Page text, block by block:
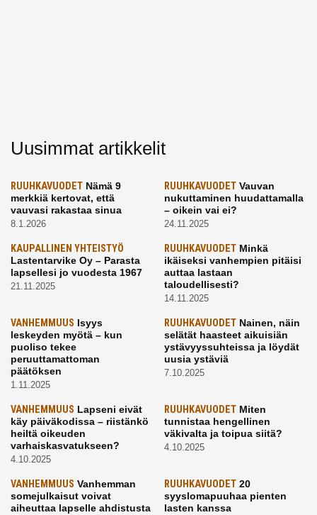
Uusimmat artikkelit
RUUHKAVUODET Nämä 9
merkkiä kertovat, että
vauvasi rakastaa sinua
8.1.2026
RUUHKAVUODETVauvan
nukuttaminen huudattamalla
– oikein vai ei?
24.11.2025
KAUPALLINEN YHTEISTYÖ
Lastentarvike Oy – Parasta
lapsellesi jo vuodesta 1967
21.11.2025
RUUHKAVUODETMinkä
ikäiseksi vanhempien pitäisi
auttaa lastaan
taloudellisesti?
14.11.2025
VANHEMMUUS Isyys
leskeyden myötä – kun
puoliso tekee
peruuttamattoman
päätöksen
1.11.2025
RUUHKAVUODETNainen, näin
selätät haasteet aikuisiän
ystävyyssuhteissa ja löydät
uusia ystäviä
7.10.2025
VANHEMMUUS Lapseni eivät
käy päiväkodissa – riistänkö
heiltä oikeuden
varhaiskasvatukseen?
4.10.2025
RUUHKAVUODETMiten
tunnistaa hengellinen
väkivalta ja toipua siitä?
4.10.2025
VANHEMMUUS Vanhemman
somejulkaisut voivat
aiheuttaa lapselle ahdistusta
RUUHKAVUODET20
syyslomapuuhaa pienten
lasten kanssa